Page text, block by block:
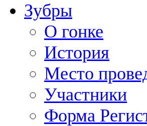
Зубры
О гонке
История
Место
Участники
Форма